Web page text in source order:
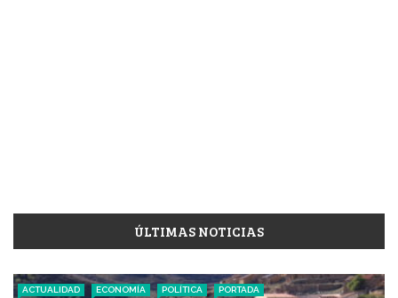
ÚLTIMAS NOTICIAS
ACTUALIDAD ECONOMÍA POLÍTICA PORTADA